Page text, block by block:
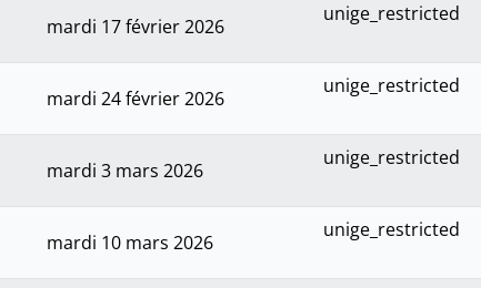
mardi 17 février 2026
unige_restricted
mardi 24 février 2026
unige_restricted
mardi 3 mars 2026
unige_restricted
mardi 10 mars 2026
unige_restricted